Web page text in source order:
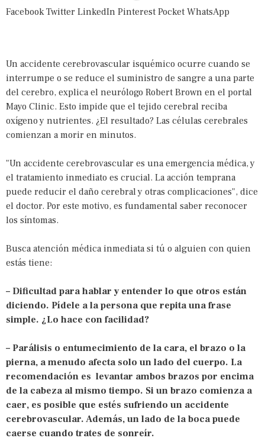
Facebook Twitter LinkedIn Pinterest Pocket WhatsApp
Un accidente cerebrovascular isquémico ocurre cuando se
interrumpe o se reduce el suministro de sangre a una parte
del cerebro, explica el neurólogo Robert Brown en el portal
Mayo Clinic. Esto impide que el tejido cerebral reciba
oxígeno y nutrientes. ¿El resultado? Las células cerebrales
comienzan a morir en minutos.
"Un accidente cerebrovascular es una emergencia médica, y
el tratamiento inmediato es crucial. La acción temprana
puede reducir el daño cerebral y otras complicaciones", dice
el doctor. Por este motivo, es fundamental saber reconocer
los síntomas.
Busca atención médica inmediata si tú o alguien con quien
estás tiene:
– Dificultad para hablar y entender lo que otros están
diciendo. Pídele a la persona que repita una frase
simple. ¿Lo hace con facilidad?
– Parálisis o entumecimiento de la cara, el brazo o la
pierna, a menudo afecta solo un lado del cuerpo. La
recomendación es levantar ambos brazos por encima
de la cabeza al mismo tiempo. Si un brazo comienza a
caer, es posible que estés sufriendo un accidente
cerebrovascular. Además, un lado de la boca puede
caerse cuando trates de sonreír.